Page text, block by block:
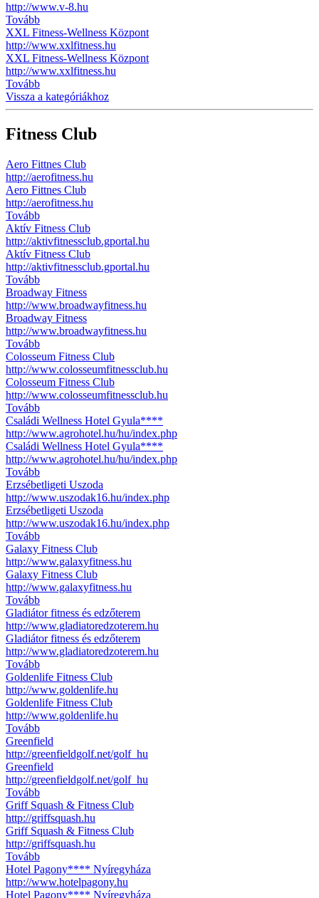
http://www.v-8.hu
Tovább
XXL Fitness-Wellness Központ
http://www.xxlfitness.hu
XXL Fitness-Wellness Központ
http://www.xxlfitness.hu
Tovább
Vissza a kategóriákhoz
Fitness Club
Aero Fittnes Club
http://aerofitness.hu
Aero Fittnes Club
http://aerofitness.hu
Tovább
Aktív Fitness Club
http://aktivfitnessclub.gportal.hu
Aktív Fitness Club
http://aktivfitnessclub.gportal.hu
Tovább
Broadway Fitness
http://www.broadwayfitness.hu
Broadway Fitness
http://www.broadwayfitness.hu
Tovább
Colosseum Fitness Club
http://www.colosseumfitnessclub.hu
Colosseum Fitness Club
http://www.colosseumfitnessclub.hu
Tovább
Családi Wellness Hotel Gyula****
http://www.agrohotel.hu/hu/index.php
Családi Wellness Hotel Gyula****
http://www.agrohotel.hu/hu/index.php
Tovább
Erzsébetligeti Uszoda
http://www.uszodak16.hu/index.php
Erzsébetligeti Uszoda
http://www.uszodak16.hu/index.php
Tovább
Galaxy Fitness Club
http://www.galaxyfitness.hu
Galaxy Fitness Club
http://www.galaxyfitness.hu
Tovább
Gladiátor fitness és edzőterem
http://www.gladiatoredzoterem.hu
Gladiátor fitness és edzőterem
http://www.gladiatoredzoterem.hu
Tovább
Goldenlife Fitness Club
http://www.goldenlife.hu
Goldenlife Fitness Club
http://www.goldenlife.hu
Tovább
Greenfield
http://greenfieldgolf.net/golf_hu
Greenfield
http://greenfieldgolf.net/golf_hu
Tovább
Griff Squash & Fitness Club
http://griffsquash.hu
Griff Squash & Fitness Club
http://griffsquash.hu
Tovább
Hotel Pagony**** Nyíregyháza
http://www.hotelpagony.hu
Hotel Pagony**** Nyíregyháza